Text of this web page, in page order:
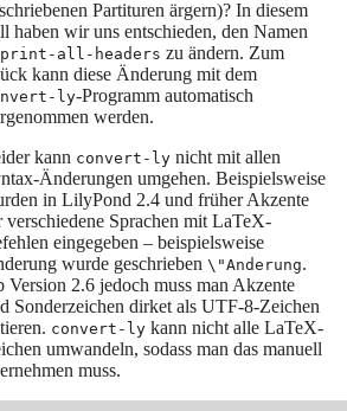
Partituren ärgern)? In diesem
haben wir uns entschieden, den Namen
print-all-headers zu ändern. Zum
kann diese Änderung mit dem
ly-Programm automatisch
werden.
kann convert-lynicht mit allen
Änderungen umgehen. Beispielsweise
in LilyPond 2.4 und früher Akzente
verschiedene Sprachen mit LaTeX-
eingegeben – beispielsweise
wurde geschrieben \"Anderung.
Version 2.6 jedoch muss man Akzente
Sonderzeichen dirket als UTF-8-Zeichen
convert-lykann nicht alle LaTeX-
umwandeln, sodass man das manuell
muss.